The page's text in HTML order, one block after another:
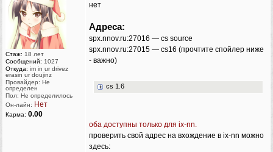
Стаж: 18 лет
Сообщений: 1027
Откуда: im in ur drivez
erasin ur doujinz
Провайдер: Не
определен
Пол: Не определилось
Он-лайн: Нет
Карма: 0.00
нет
Адреса:
spx.nnov.ru:27016 — cs source
spx.nnov.ru:27015 — cs16 (прочтите спойлер ниже
- важно)
cs 1.6
оба доступны только для ix-nn.
проверить свой адрес на вхождение в ix-nn можно
здесь: